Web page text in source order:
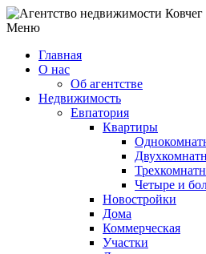
Меню
Главная
О нас
Об агентстве
Недвижимость
Евпатория
Квартиры
Четыре и
Новостройки
Дома
Коммерческая
Участки